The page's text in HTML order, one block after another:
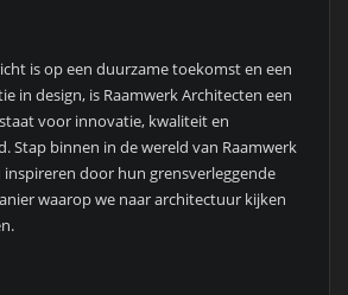
is op een duurzame toekomst en een
in design, is Raamwerk Architecten een
voor innovatie, kwaliteit en
Stap binnen in de wereld van Raamwerk
door hun grensverleggende
waarop we naar architectuur kijken